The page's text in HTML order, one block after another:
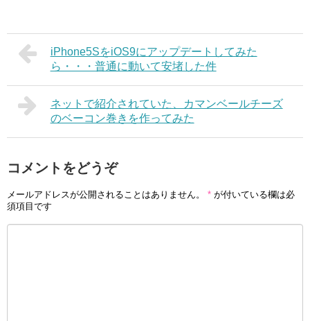
iPhone5SをiOS9にアップデートしてみた
ら・・・普通に動いて安堵した件
ネットで紹介されていた、カマンベールチーズ
のベーコン巻きを作ってみた
コメントをどうぞ
メールアドレスが公開されることはありません。 * が付いている欄は必
須項目です